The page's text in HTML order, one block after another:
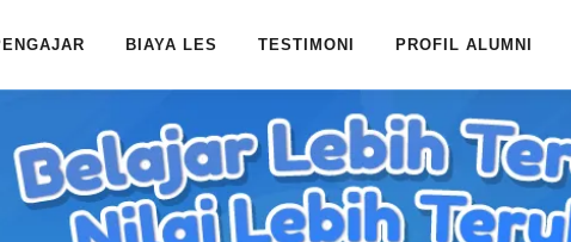
BIAYA LES TESTIMONI PROFIL ALUMNI